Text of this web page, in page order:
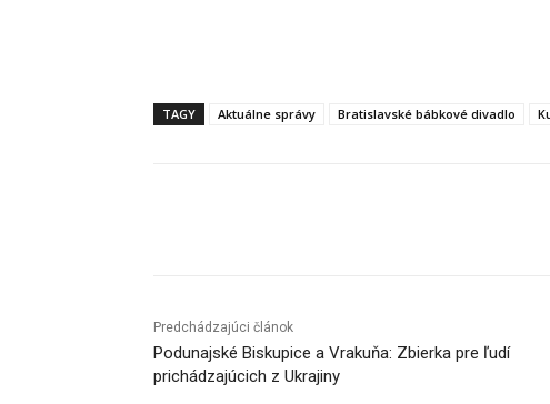
TAGY Aktuálne správy Bratislavské bábkové divadlo
Predchádzajúci článok
Podunajské Biskupice a Vrakuňa: Zbierka pre ľudí
prichádzajúcich z Ukrajiny